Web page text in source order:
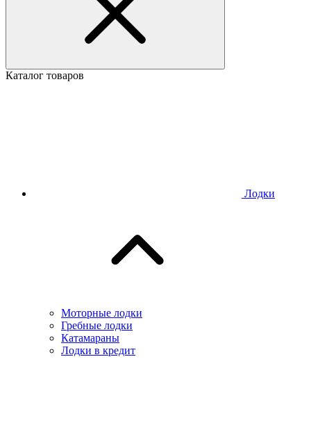
Каталог товаров
Лодки
Моторные лодки
Гребные лодки
Катамараны
Лодки в кредит